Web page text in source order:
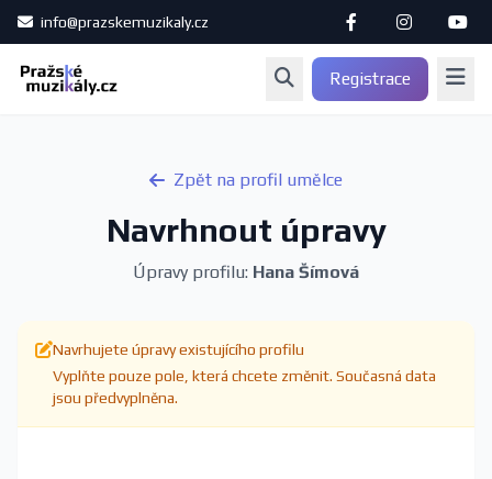
info@prazskemuzikaly.cz
Registrace
Zpět na profil umělce
Navrhnout úpravy
Úpravy profilu: Hana Šímová
Navrhujete úpravy existujícího profilu
Vyplňte pouze pole, která chcete změnit. Současná data
jsou předvyplněna.